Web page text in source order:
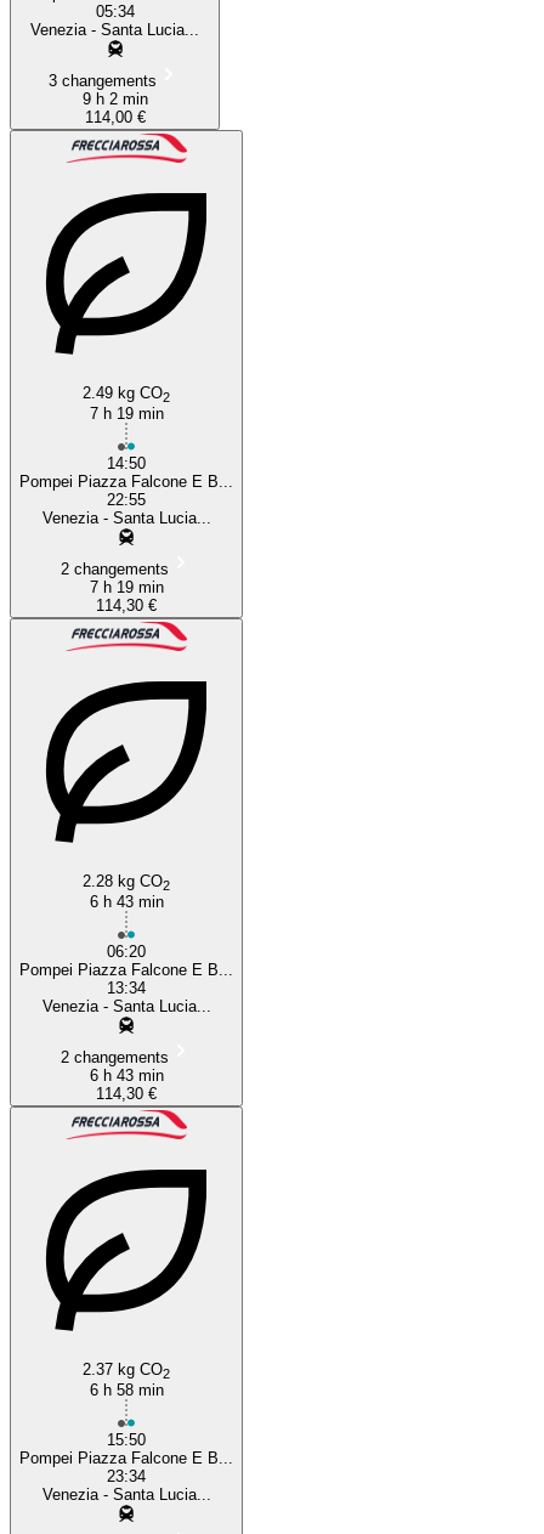
05:34
Venezia - Santa Lucia...
3 changements
9 h 2 min
114,00 €
2.49 kg CO2
7 h 19 min
14:50
Pompei Piazza Falcone E B...
22:55
Venezia - Santa Lucia...
2 changements
7 h 19 min
114,30 €
2.28 kg CO2
6 h 43 min
06:20
Pompei Piazza Falcone E B...
13:34
Venezia - Santa Lucia...
2 changements
6 h 43 min
114,30 €
2.37 kg CO2
6 h 58 min
15:50
Pompei Piazza Falcone E B...
23:34
Venezia - Santa Lucia...